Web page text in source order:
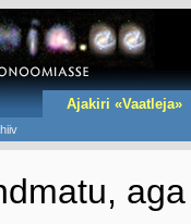
Ajakiri «Vaatleja»